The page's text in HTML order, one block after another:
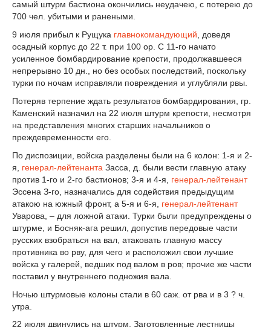
самый штурм бастиона окончились неудачею, с потерею до
700 чел. убитыми и ранеными.
9 июля прибыл к Рущука главнокомандующий , доведя
осадный корпус до 22 т. при 100 ор. С 11-го начато
усиленное бомбардирование крепости, продолжавшееся
непрерывно 10 дн., но без особых последствий, поскольку
турки по ночам исправляли повреждения и углубляли рвы.
Потеряв терпение ждать результатов бомбардирования, гр.
Каменский назначил на 22 июля штурм крепости, несмотря
на представления многих старших начальников о
преждевременности его.
По диспозиции, войска разделены были на 6 колон: 1-я и 2-
я, генерал-лейтенанта Засса, д. были вести главную атаку
против 1-го и 2-го бастионов; 3-я и 4-я, генерал-лейтенант
Эссена З-го, назначались для содействия предыдущим
атакою на южный фронт, а 5-я и 6-я, генерал-лейтенант
Уварова, – для ложной атаки. Турки были предупреждены о
штурме, и Босняк-ага решил, допустив передовые части
русских взобраться на вал, атаковать главную массу
противника во рву, для чего и расположил свои лучшие
войска у галерей, ведших под валом в ров; прочие же части
поставил у внутреннего подножия вала.
Ночью штурмовые колоны стали в 60 саж. от рва и в 3 ? ч.
утра.
22 июля двинулись на штурм. Заготовленные лестницы